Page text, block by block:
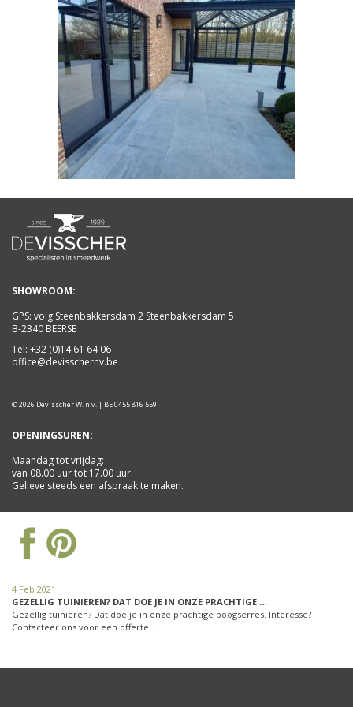
SHOWROOM:
GPS: volg Steenbakkersdam 2 Steenbakkersdam 5
B-2340 BEERSE
Tel: +32 (0)14 61 64 06
office@devisschernv.be
© 2026 Devisscher W. n.v. | BE 0455 816 559
OPENINGSUREN:
Maandag tot vrijdag:
van 08.00 uur tot 17.00 uur.
Gelieve steeds een afspraak te maken.
4 Feb 2021
GEZELLIG TUINIEREN? DAT DOE JE IN ONZE PRACHTIGE …
Gezellig tuinieren? Dat doe je in onze prachtige boogserres. Interesse?
Contacteer ons voor een offerte…